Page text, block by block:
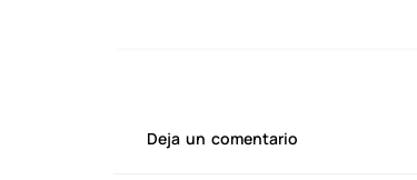
Deja un comentario